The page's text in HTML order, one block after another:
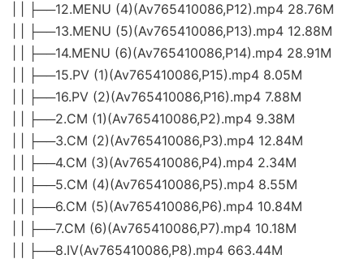
| | ├──12.MENU (4)(Av765410086,P12).mp4 28.76M
| | ├──13.MENU (5)(Av765410086,P13).mp4 12.88M
| | ├──14.MENU (6)(Av765410086,P14).mp4 28.91M
| | ├──15.PV (1)(Av765410086,P15).mp4 8.05M
| | ├──16.PV (2)(Av765410086,P16).mp4 7.88M
| | ├──2.CM (1)(Av765410086,P2).mp4 9.38M
| | ├──3.CM (2)(Av765410086,P3).mp4 12.84M
| | ├──4.CM (3)(Av765410086,P4).mp4 2.34M
| | ├──5.CM (4)(Av765410086,P5).mp4 8.55M
| | ├──6.CM (5)(Av765410086,P6).mp4 10.84M
| | ├──7.CM (6)(Av765410086,P7).mp4 10.18M
| | ├──8.IV(Av765410086,P8).mp4 663.44M